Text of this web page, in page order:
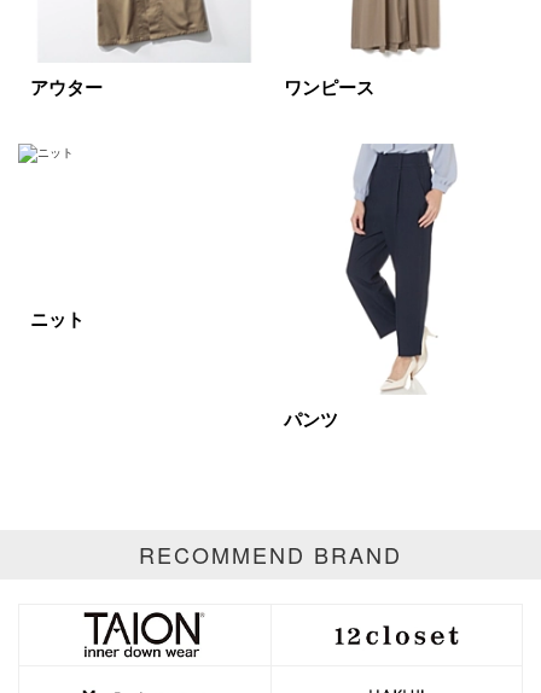
在庫あり
カラー
グレー
オレンジ
ピンク
ブルー
シルバー
アウター ワンピース
ニット
パンツ
RECOMMEND BRAND